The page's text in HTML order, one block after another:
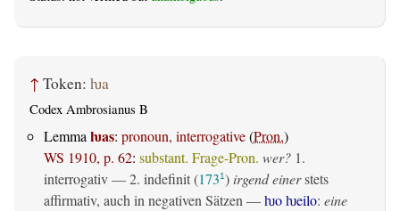
↑ Token: ƕa
Codex Ambrosianus B
Lemmaƕas: pronoun, interrogative(Pron.)
WS 1910, p. 62: substant. Frage-Pron. wer? 1.
interrogativ— 2. indefinit(1731) irgend einerstets
affirmativ, auch in negativen Sätzen —ƕo ƕeilo: eine